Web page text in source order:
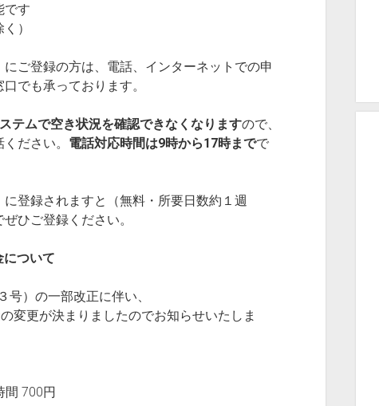
です
）
ご登録の方は、電話、インターネットでの申
でも承っております。
テムで空き状況を確認できなくなりますので、
ださい。 電話対応時間は9時から17時までで
登録されますと（無料・所要日数約１週
ひご登録ください。
ついて
）の一部改正に伴い、
変更が決まりましたのでお知らせいたしま
間 700円